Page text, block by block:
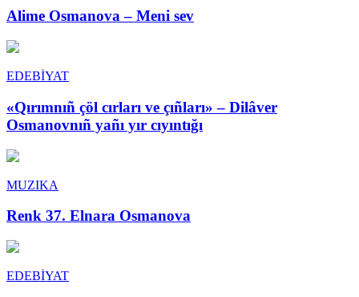
Alime Osmanova – Meni sev
EDEBİYAT
«Qırımnıñ çöl cırları ve çıñları» – Dilâver
Osmanovnıñ yañı yır cıyıntığı
MUZIKA
Renk 37. Elnara Osmanova
EDEBİYAT